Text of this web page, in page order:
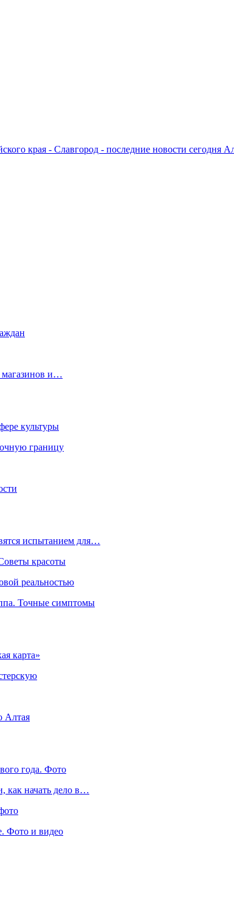
края - Славгород - последние новости сегодня
магазинов и…
культуры
границу
испытанием для…
красоты
реальностью
Точные симптомы
карта»
Алтая
года. Фото
как начать дело в…
Фото и видео